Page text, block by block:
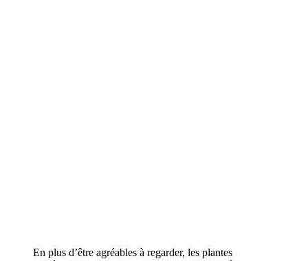
En plus d’être agréables à regarder, les plantes